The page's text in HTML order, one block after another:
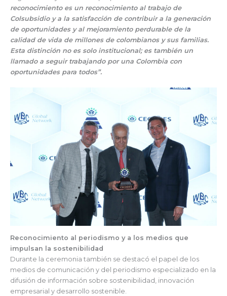
reconocimiento es un reconocimiento al trabajo de
Colsubsidio y a la satisfacción de contribuir a la generación
de oportunidades y al mejoramiento perdurable de la
calidad de vida de millones de colombianos y sus familias.
Esta distinción no es solo institucional; es también un
llamado a seguir trabajando por una Colombia con
oportunidades para todos”.
Reconocimiento al periodismo y a los medios que
impulsan la sostenibilidad
Durante la ceremonia también se destacó el papel de los
medios de comunicación y del periodismo especializado en la
difusión de información sobre sostenibilidad, innovación
empresarial y desarrollo sostenible.